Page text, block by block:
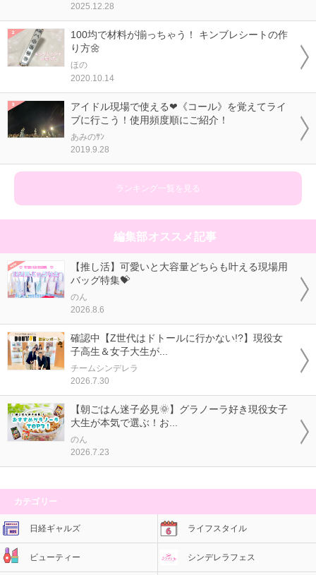
2025.12.28
100均で材料が揃っちゃう！ キンブレシートの作
り方🌼
ほの
2020.10.14
アイドル現場で使える❤《コール》を覚えてライ
ブに行こう！使用頻度順にご紹介！
あみのｻﾝ
2019.9.28
ランキング一覧を見る
編集部オススメ記事
【推し活】可愛いと大容量どちらも叶える現場用
バッグ特集💝
のん
2026.8.6
確認中【Z世代はドトールに行かない!?】現役女
子高生＆女子大生が...
チームシンデレラ
2026.7.30
【朝ごはん迷子必見🌞】グラノーラ好き現役女子
大生が本気で選ぶ！お...
のん
2026.7.23
カテゴリー
日経ギャルズ ライフスタイル
ビューティー シンデレラフェス